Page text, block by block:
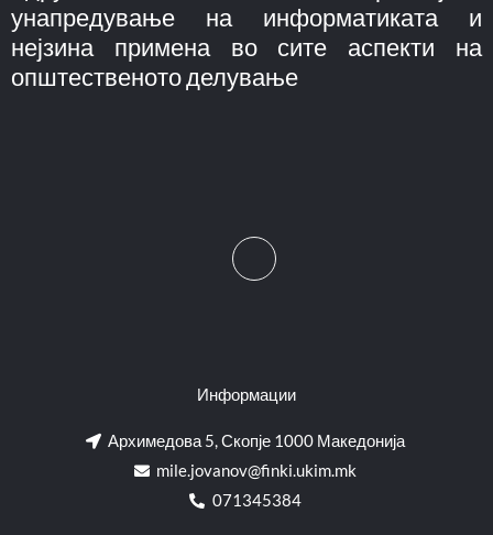
унапредување на информатиката и
нејзина примена во сите аспекти на
општественото делување
Информации
Архимедова 5, Скопје 1000 Македонија
mile.jovanov@finki.ukim.mk​
071345384